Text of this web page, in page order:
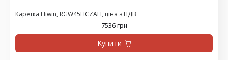
Каретка Hiwin, RGW45HCZAH, ціна з ПДВ
7536 грн
Купити